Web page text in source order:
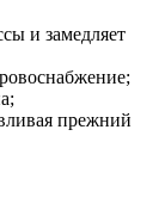
и замедляет
прежний